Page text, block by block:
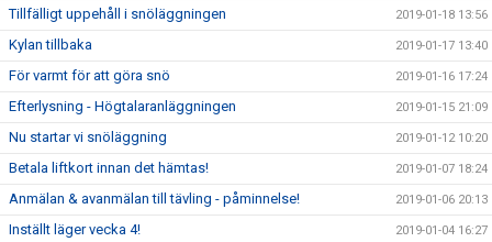
Tillfälligt uppehåll i snöläggningen 2019-01-18 13:56
Kylan tillbaka 2019-01-17 13:40
För varmt för att göra snö 2019-01-16 17:24
Efterlysning - Högtalaranläggningen 2019-01-15 21:09
Nu startar vi snöläggning 2019-01-12 10:20
Betala liftkort innan det hämtas! 2019-01-07 18:24
Anmälan & avanmälan till tävling - påminnelse! 2019-01-06 20:13
Inställt läger vecka 4! 2019-01-04 16:27